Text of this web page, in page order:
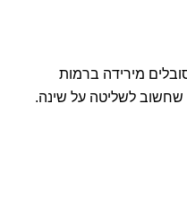
נרקולפסיהמסוג 1 גם סובלים מירידה ברמות
שחשוב לשליטה על שינה.